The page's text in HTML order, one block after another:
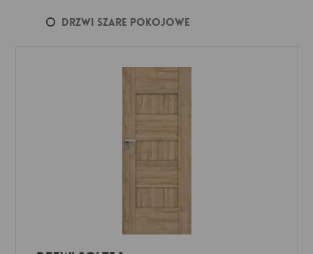
Drzwi szare pokojowe